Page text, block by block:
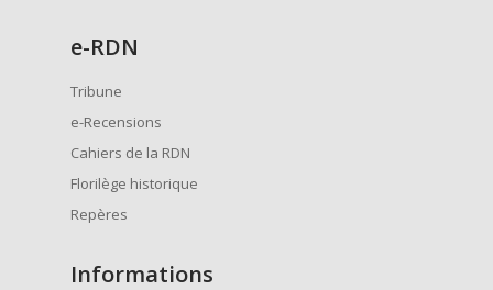
e-RDN
Tribune
e-Recensions
Cahiers de la RDN
Florilège historique
Repères
Informations